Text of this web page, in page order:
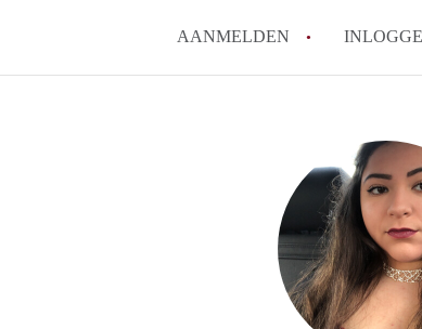
AANMELDEN